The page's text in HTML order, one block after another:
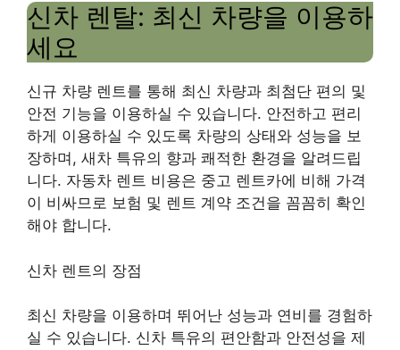
신차 렌탈: 최신 차량을 이용하
세요
신규 차량 렌트를 통해 최신 차량과 최첨단 편의 및
안전 기능을 이용하실 수 있습니다. 안전하고 편리
하게 이용하실 수 있도록 차량의 상태와 성능을 보
장하며, 새차 특유의 향과 쾌적한 환경을 알려드립
니다. 자동차 렌트 비용은 중고 렌트카에 비해 가격
이 비싸므로 보험 및 렌트 계약 조건을 꼼꼼히 확인
해야 합니다.
신차 렌트의 장점
최신 차량을 이용하며 뛰어난 성능과 연비를 경험하
실 수 있습니다. 신차 특유의 편안함과 안전성을 제